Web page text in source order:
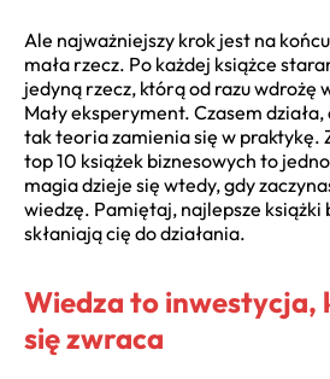
Ale najważniejszy krok jest na
mała rzecz. Po każdej książce
jedyną rzecz, którą od razu wdrożę
Mały eksperyment. Czasem
tak teoria zamienia się w praktykę.
top 10 książek biznesowych to
magia dzieje się wtedy, gdy
wiedzę. Pamiętaj, najlepsze książki
skłaniają cię do działania.
Wiedza to inwestycja,
się zwraca